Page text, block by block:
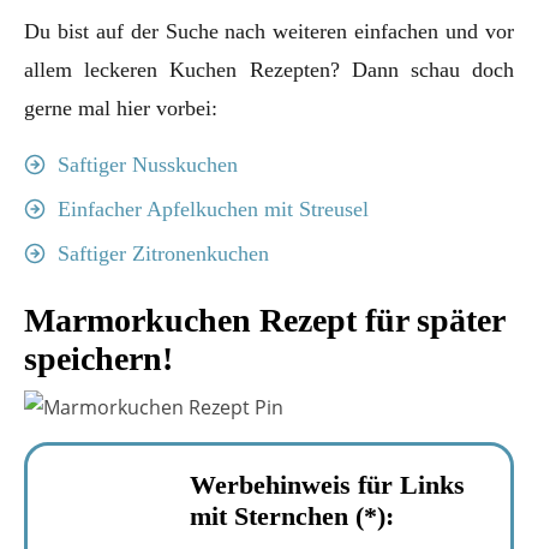
Du bist auf der Suche nach weiteren einfachen und vor
allem leckeren Kuchen Rezepten? Dann schau doch
gerne mal hier vorbei:
Saftiger Nusskuchen
Einfacher Apfelkuchen mit Streusel
Saftiger Zitronenkuchen
Marmorkuchen Rezept für später
speichern!
Werbehinweis für Links
mit Sternchen (*):